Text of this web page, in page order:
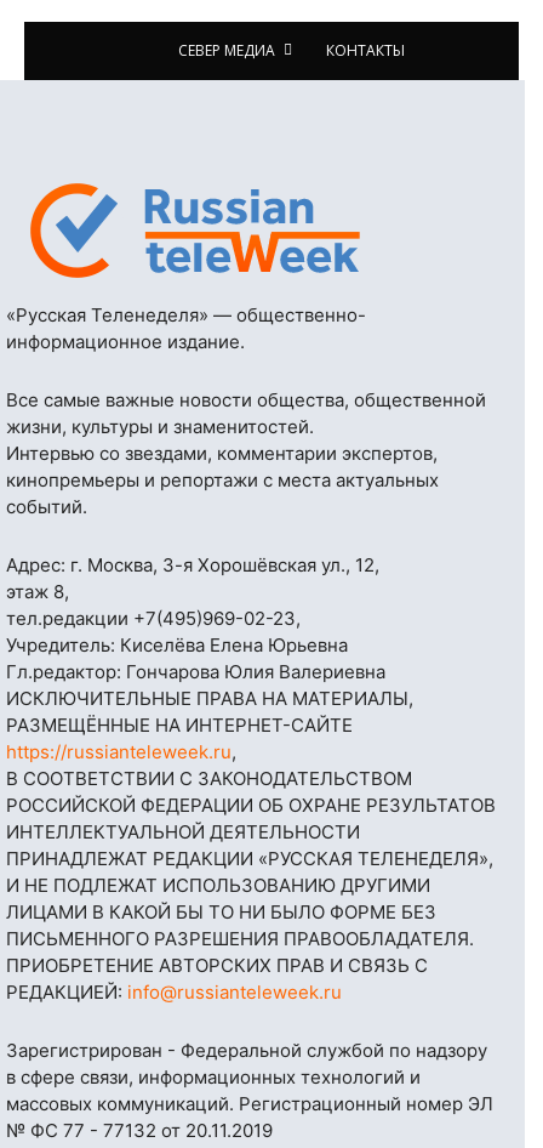
СЕВЕР МЕДИА КОНТАКТЫ
«Русская Теленеделя» — общественно-
информационное издание.
Все самые важные новости общества, общественной
жизни, культуры и знаменитостей.
Интервью со звездами, комментарии экспертов,
кинопремьеры и репортажи с места актуальных
событий.
Адрес: г. Москва, 3-я Хорошёвская ул., 12,
этаж 8,
тел.редакции +7(495)969-02-23,
Учредитель: Киселёва Елена Юрьевна
Гл.редактор: Гончарова Юлия Валериевна
ИСКЛЮЧИТЕЛЬНЫЕ ПРАВА НА МАТЕРИАЛЫ,
РАЗМЕЩЁННЫЕ НА ИНТЕРНЕТ-САЙТЕ
https://russianteleweek.ru,
В СООТВЕТСТВИИ С ЗАКОНОДАТЕЛЬСТВОМ
РОССИЙСКОЙ ФЕДЕРАЦИИ ОБ ОХРАНЕ РЕЗУЛЬТАТОВ
ИНТЕЛЛЕКТУАЛЬНОЙ ДЕЯТЕЛЬНОСТИ
ПРИНАДЛЕЖАТ РЕДАКЦИИ «РУССКАЯ ТЕЛЕНЕДЕЛЯ»,
И НЕ ПОДЛЕЖАТ ИСПОЛЬЗОВАНИЮ ДРУГИМИ
ЛИЦАМИ В КАКОЙ БЫ ТО НИ БЫЛО ФОРМЕ БЕЗ
ПИСЬМЕННОГО РАЗРЕШЕНИЯ ПРАВООБЛАДАТЕЛЯ.
ПРИОБРЕТЕНИЕ АВТОРСКИХ ПРАВ И СВЯЗЬ С
РЕДАКЦИЕЙ: info@russianteleweek.ru
Зарегистрирован - Федеральной службой по надзору
в сфере связи, информационных технологий и
массовых коммуникаций. Регистрационный номер ЭЛ
№ ФС 77 - 77132 от 20.11.2019